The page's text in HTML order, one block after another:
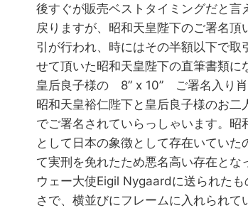
後すぐが販売ベストタイミングだと
戻りますが、昭和天皇陛下のご署名
引が行われ、時にはその半額以下で
せて頂いた昭和天皇陛下の直筆書類に
皇后良子様の 8” x 10” ご署名入り肖
昭和天皇裕仁陛下と皇后良子様のお
でご署名されていらっしゃいます。
として日本の象徴として存在いてい
て実刑を免れたため悪名高い存在と
ウェー大使Eigil Nygaardに送られたも
さで、横並びにフレームに入れられて